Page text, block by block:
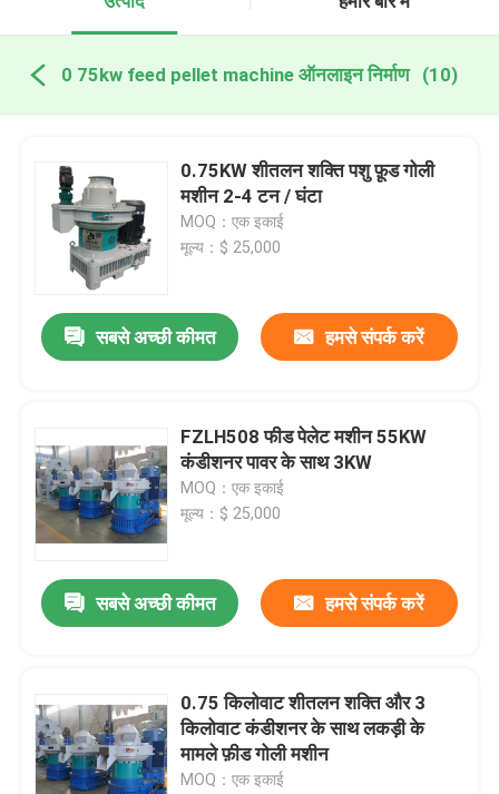
0 75kw feed pellet machine ऑनलाइन निर्माण (10)
0.75KW शीतलन शक्ति पशु फ़ूड गोली
मशीन 2-4 टन / घंटा
MOQ：एक इकाई
मूल्य：$ 25,000
सबसे अच्छी कीमत हमसे संपर्क करें
FZLH508 फीड पेलेट मशीन 55KW
कंडीशनर पावर के साथ 3KW
MOQ：एक इकाई
मूल्य：$ 25,000
सबसे अच्छी कीमत हमसे संपर्क करें
0.75 किलोवाट शीतलन शक्ति और 3
किलोवाट कंडीशनर के साथ लकड़ी के
मामले फ़ीड गोली मशीन
MOQ：एक इकाई